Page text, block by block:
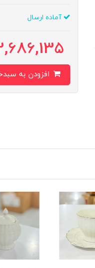
آماده ارسال